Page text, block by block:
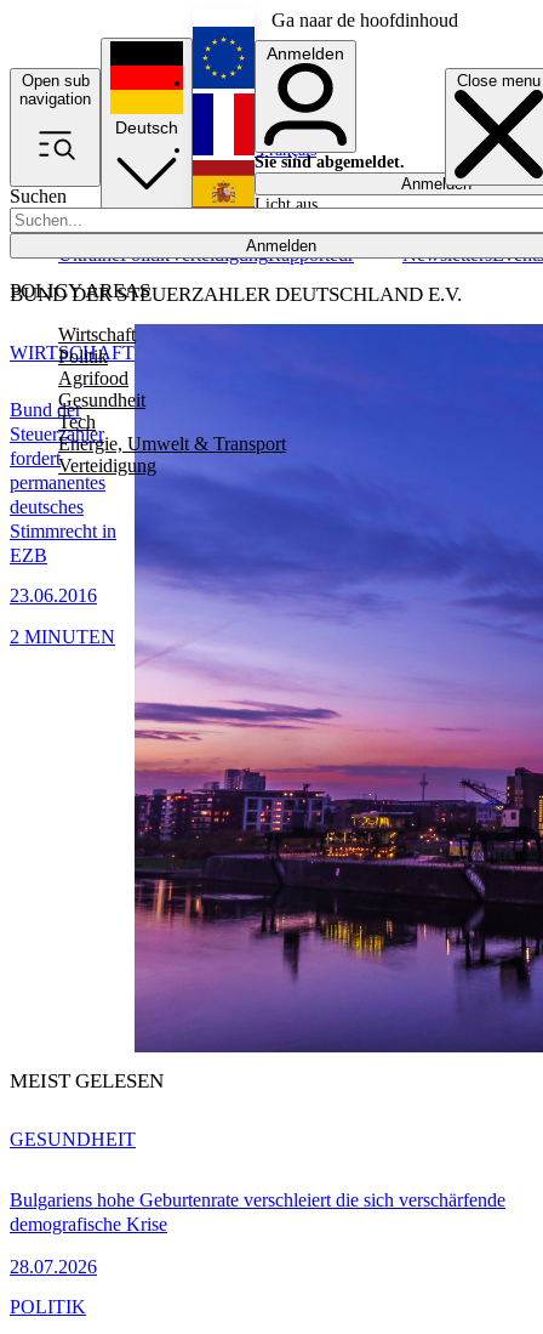
Ga naar de hoofdinhoud
Open sub
navigation
Close menu
Suchen
Anmelden
POLICY AREAS
Wirtschaft
Politik
Agrifood
Gesundheit
Tech
Energie, Umwelt & Transport
Verteidigung
UkrainePolitikVerteidigungRapporteur NewslettersEvents
Deutsch
English
Français
Anmelden
Sie sind abgemeldet.
Anmelden
Licht aus
BUND DER STEUERZAHLER DEUTSCHLAND E.V.
Bund der
Steuerzahler
fordert
permanentes
deutsches
Stimmrecht in
EZB
23.06.2016
WIRTSCHAFT
2 MINUTEN
MEIST GELESEN
Bulgariens hohe Geburtenrate verschleiert die sich verschärfende
demografische Krise
28.07.2026
GESUNDHEIT
POLITIK